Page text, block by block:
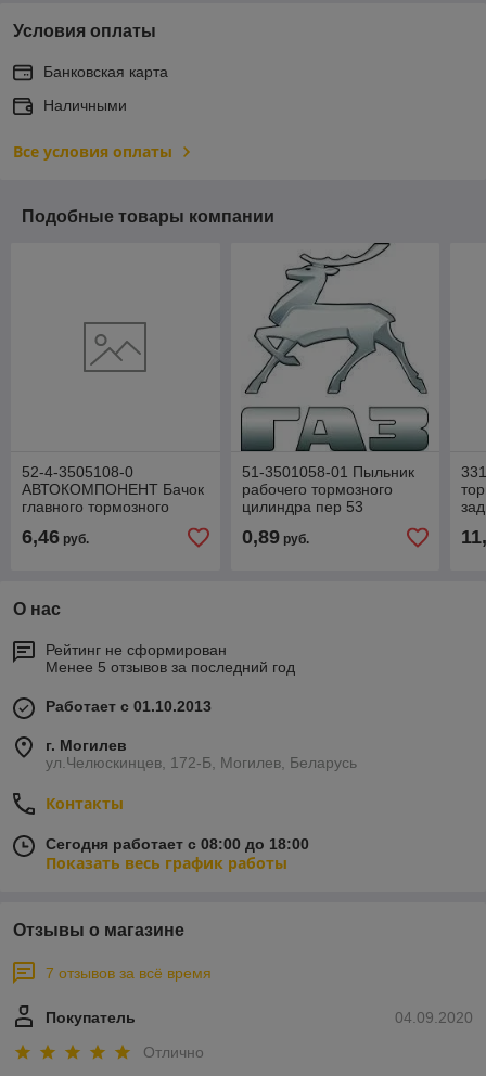
Условия оплаты
Банковская карта
Наличными
Все условия оплаты
Подобные товары компании
52-4-3505108-0
АВТОКОМПОНЕНТ Бачок
главного тормозного
Г-3302,3307,3309,33104
6,46 руб.
51-3501058-01 Пыльник
рабочего тормозного
цилиндра пер 53
0,89руб.
О нас
Рейтинг не сформирован
Менее 5 отзывов за последний год
Работает с 01.10.2013
г. Могилев
ул.Челюскинцев, 172-Б, Могилев, Беларусь
Контакты
Сегодня работает с 08:00 до 18:00
Показать весь график работы
Отзывы о магазине
7 отзывов за всё время
04.09.2020
Покупатель
Отлично